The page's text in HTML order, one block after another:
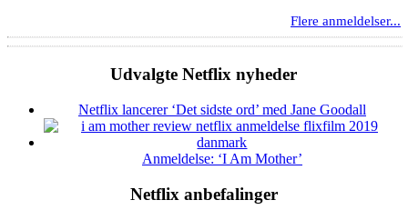
Flere anmeldelser...
Udvalgte Netflix nyheder
Netflix lancerer ‘Det sidste ord’ med Jane Goodall
Anmeldelse: ‘I Am Mother’
Netflix anbefalinger